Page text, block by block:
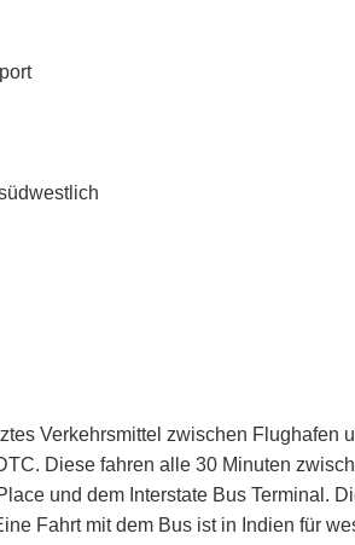
Verkehrsmittel zwischen Flughafen
Diese fahren alle 30 Minuten
und dem Interstate Bus Terminal.
Fahrt mit dem Bus ist in Indien für